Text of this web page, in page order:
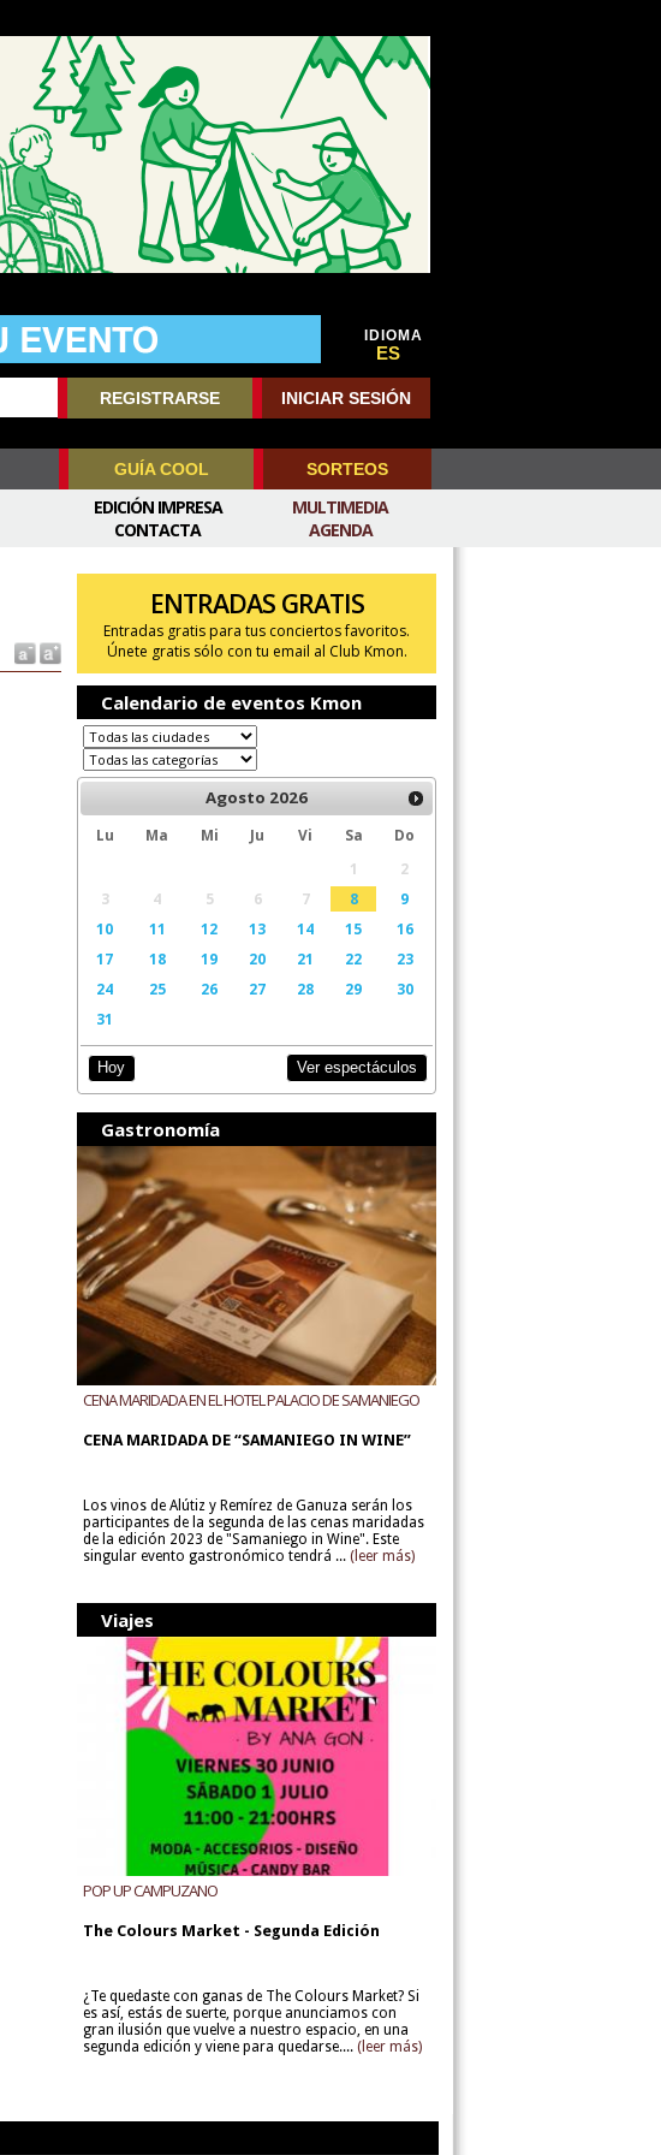
IDIOMA
ES
REGISTRARSE INICIAR SESIÓN
GUÍA COOL SORTEOS
MULTIMEDIA
AGENDA
EDICIÓN IMPRESA
CONTACTA
ENTRADAS GRATIS
Entradas gratis para tus conciertos favoritos.
Únete gratis sólo con tu email al Club Kmon.
Calendario de eventos Kmon
Agosto 2026
Lu Ma Mi Ju Vi Sa
Do
1
2
3
4 5 6 7 8
9
10
11 12 13 14 15
16
17
18 19 20 21 22
23
24
25 26 27 28 29
30
31
Hoy Ver espectáculos
Gastronomía
CENA MARIDADA EN EL HOTEL PALACIO DE SAMANIEGO
CENA MARIDADA DE “SAMANIEGO IN WINE”
Los vinos de Alútiz y Remírez de Ganuza serán los
participantes de la segunda de las cenas maridadas
de la edición 2023 de "Samaniego in Wine". Este
singular evento gastronómico tendrá ... (leer más)
Viajes
POP UP CAMPUZANO
The Colours Market - Segunda Edición
¿Te quedaste con ganas de The Colours Market? Si
es así, estás de suerte, porque anunciamos con
gran ilusión que vuelve a nuestro espacio, en una
segunda edición y viene para quedarse.... (leer más)